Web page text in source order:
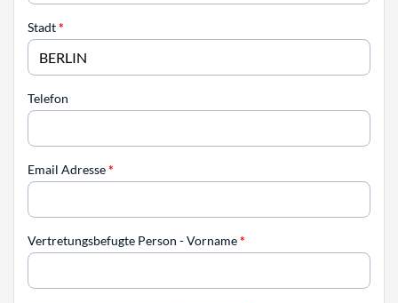
Stadt*
Telefon
Email Adresse*
Vertretungsbefugte Person - Vorname*